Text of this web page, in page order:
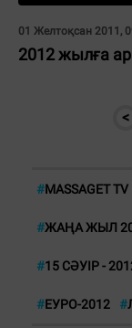
01 Желтоқсан 2011,
2012 жылға
<
#MASSAGET TV
#ЖАҢА ЖЫЛ
#15 СӘУІР -
#ЕУРО-2012 #